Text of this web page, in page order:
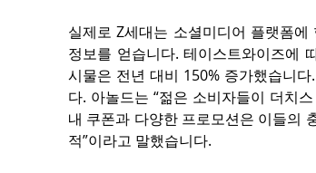
실제로 Z세대는 소셜미디어 플랫폼
정보를 얻습니다. 테이스트와이즈에
시물은 전년 대비 150% 증가했습니
다. 아놀드는 “젊은 소비자들이 더치
내 쿠폰과 다양한 프로모션은 이들의
적”이라고 말했습니다.